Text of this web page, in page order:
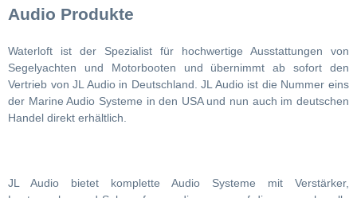
Audio Produkte
Waterloft ist der Spezialist für hochwertige Ausstattungen von
Segelyachten und Motorbooten und übernimmt ab sofort den
Vertrieb von JL Audio in Deutschland. JL Audio ist die Nummer eins
der Marine Audio Systeme in den USA und nun auch im deutschen
Handel direkt erhältlich.
JL Audio bietet komplette Audio Systeme mit Verstärker,